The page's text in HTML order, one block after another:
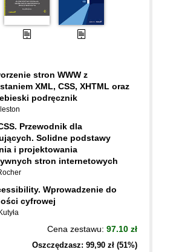
stron WWW z
XML, CSS, XHTML oraz
podręcznik
Przewodnik dla
Solidne podstawy
i projektowania
stron internetowych
Wprowadzenie do
cyfrowej
Cena zestawu: 97.10 zł
Oszczędzasz: 99,90 zł (51%)